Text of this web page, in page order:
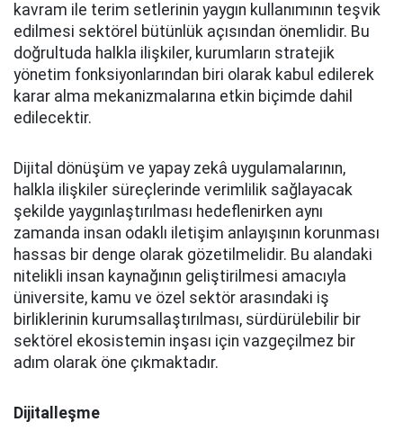
kavram ile terim setlerinin yaygın kullanımının teşvik
edilmesi sektörel bütünlük açısından önemlidir. Bu
doğrultuda halkla ilişkiler, kurumların stratejik
yönetim fonksiyonlarından biri olarak kabul edilerek
karar alma mekanizmalarına etkin biçimde dahil
edilecektir.
Dijital dönüşüm ve yapay zekâ uygulamalarının,
halkla ilişkiler süreçlerinde verimlilik sağlayacak
şekilde yaygınlaştırılması hedeflenirken aynı
zamanda insan odaklı iletişim anlayışının korunması
hassas bir denge olarak gözetilmelidir. Bu alandaki
nitelikli insan kaynağının geliştirilmesi amacıyla
üniversite, kamu ve özel sektör arasındaki iş
birliklerinin kurumsallaştırılması, sürdürülebilir bir
sektörel ekosistemin inşası için vazgeçilmez bir
adım olarak öne çıkmaktadır.
Dijitalleşme